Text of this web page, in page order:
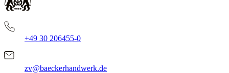
+49 30 206455-0
zv@baeckerhandwerk.de